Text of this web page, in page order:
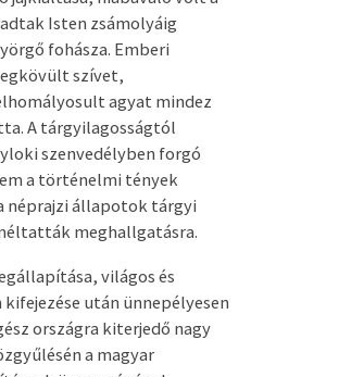
Isten zsámolyáig
fohásza. Emberi
szívet,
agyat mindez
A tárgyilagosságtól
szenvedélyben forgó
a történelmi tények
néprajzi állapotok tárgyi
meghallgatásra.
világos és
után ünnepélyesen
országra kiterjedő nagy
a magyar